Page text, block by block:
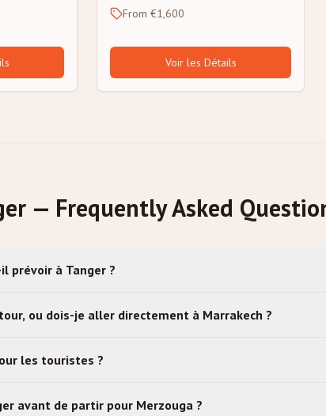
From €1,600
Voir les Détails
— Frequently Asked
prévoir à Tanger ?
ou dois-je aller directement à Marrakech ?
les touristes ?
avant de partir pour Merzouga ?